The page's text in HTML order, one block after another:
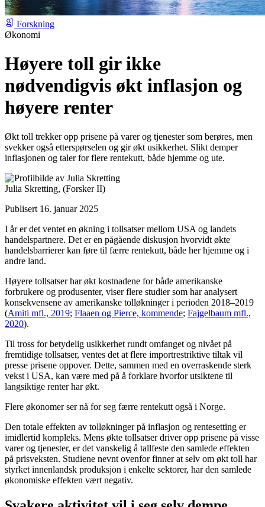
Forskning
Økonomi
Høyere toll gir ikke
nødvendigvis økt inflasjon og
høyere renter
Økt toll trekker opp prisene på varer og tjenester som berøres, men
svekker også etterspørselen og gir økt usikkerhet. Slikt demper
inflasjonen og taler for flere rentekutt, både hjemme og ute.
Julia Skretting, (Forsker II)
Publisert 16. januar 2025
I år er det ventet en økning i tollsatser mellom USA og landets
handelspartnere. Det er en pågående diskusjon hvorvidt økte
handelsbarrierer kan føre til færre rentekutt, både her hjemme og i
andre land.
Høyere tollsatser har økt kostnadene for både amerikanske
forbrukere og produsenter, viser flere studier som har analysert
konsekvensene av amerikanske tolløkninger i perioden 2018–2019
(Amiti mfl., 2019; Flaaen og Pierce, kommende; Fajgelbaum mfl.,
2020).
Til tross for betydelig usikkerhet rundt omfanget og nivået på
fremtidige tollsatser, ventes det at flere importrestriktive tiltak vil
presse prisene oppover. Dette, sammen med en overraskende sterk
vekst i USA, kan være med på å forklare hvorfor utsiktene til
langsiktige renter har økt.
Flere økonomer ser nå for seg færre rentekutt også i Norge.
Den totale effekten av tolløkninger på inflasjon og rentesetting er
imidlertid kompleks. Mens økte tollsatser driver opp prisene på visse
varer og tjenester, er det vanskelig å tallfeste den samlede effekten
på prisveksten. Studiene nevnt ovenfor finner at selv om økt toll har
styrket innenlandsk produksjon i enkelte sektorer, har den samlede
økonomiske effekten vært negativ.